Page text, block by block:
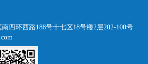
四环西路188号十七区18号楼2层202-100号